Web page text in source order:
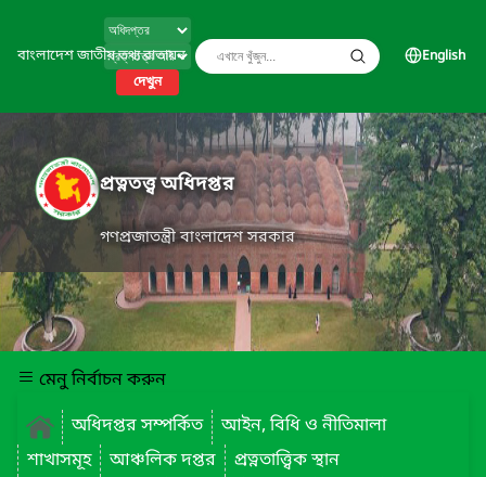
বাংলাদেশ জাতীয় তথ্য বাতায়ন
দেখুন
English
প্রত্নতত্ত্ব অধিদপ্তর
গণপ্রজাতন্ত্রী বাংলাদেশ সরকার
মেনু নির্বাচন করুন
অধিদপ্তর সম্পর্কিত
আইন, বিধি ও নীতিমালা
শাখাসমূহ
আঞ্চলিক দপ্তর
প্রত্নতাত্ত্বিক স্থান